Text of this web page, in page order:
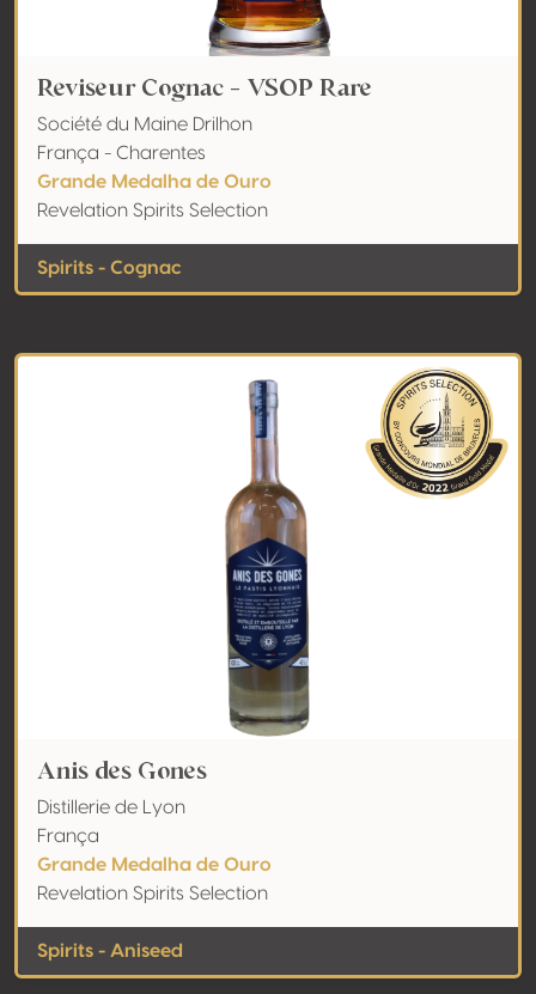
Reviseur Cognac - VSOP Rare
Société du Maine Drilhon
França - Charentes
Grande Medalha de Ouro
Revelation Spirits Selection
Spirits - Cognac
Anis des Gones
Distillerie de Lyon
França
Grande Medalha de Ouro
Revelation Spirits Selection
Spirits - Aniseed